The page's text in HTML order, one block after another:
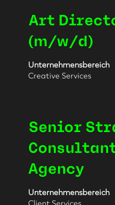
Stellenbezeichnung
Art
(m/w/d)
Unternehmensbereich
Creative Services
Drücken
Sie
die
Leertaste,
die
Stelleninformationen
Stellenbezeichnung
Senior
Agency
Unternehmensbereich
Drücken
Sie
die
Leertaste,
um
die
Stelleninformationen
vollständig